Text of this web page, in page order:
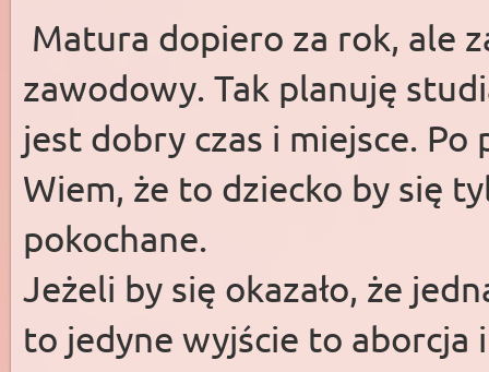
Matura dopiero za rok, ale
zawodowy. Tak planuję
jest dobry czas i miejsce.
Wiem, że to dziecko by się
pokochane.
Jeżeli by się okazało, że
to jedyne wyjście to aborcja